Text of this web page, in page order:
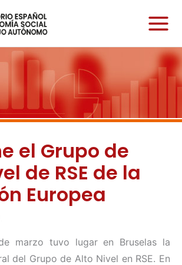
el Grupo de
de RSE de la
Europea
marzo tuvo lugar en Bruselas la
del Grupo de Alto Nivel en RSE. En